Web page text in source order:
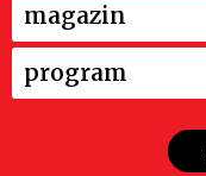
magazin
program